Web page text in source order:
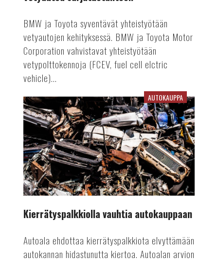
BMW ja Toyota syventävät yhteistyötään
vetyautojen kehityksessä. BMW ja Toyota Motor
Corporation vahvistavat yhteistyötään
vetypolttokennoja (FCEV, fuel cell elctric
vehicle)...
Kierrätyspalkkiolla
vauhtia
autokauppaan
AUTOKAUPPA
Kierrätyspalkkiolla vauhtia autokauppaan
Autoala ehdottaa kierrätyspalkkiota elvyttämään
autokannan hidastunutta kiertoa. Autoalan arvion